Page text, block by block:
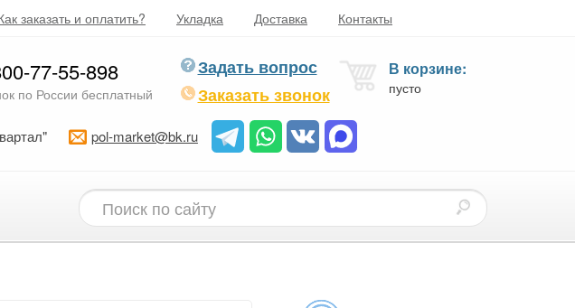
заказать и оплатить? Укладка Доставка Контакты
77-55-898
по России бесплатный
Задать вопрос
Заказать звонок
В корзине:
пусто
pol-market@bk.ru